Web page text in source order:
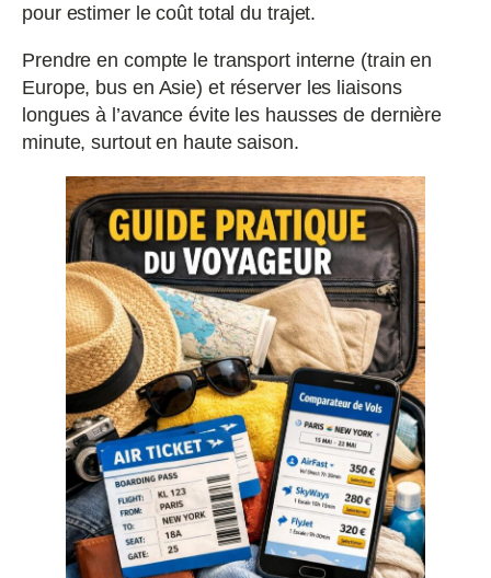
pour estimer le coût total du trajet.
Prendre en compte le transport interne (train en
Europe, bus en Asie) et réserver les liaisons
longues à l’avance évite les hausses de dernière
minute, surtout en haute saison.